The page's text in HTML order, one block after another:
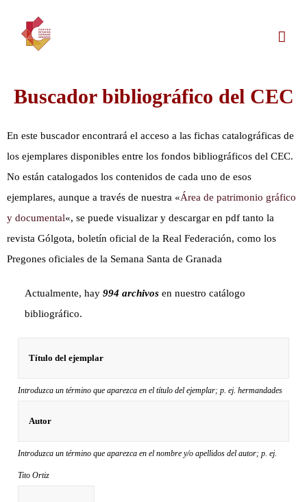
contenido
Buscador bibliográfico del CEC
En este buscador encontrará el acceso a las fichas catalográficas de
los ejemplares disponibles entre los fondos bibliográficos del CEC.
No están catalogados los contenidos de cada uno de esos
ejemplares, aunque a través de nuestra «Área de patrimonio gráfico
y documental«, se puede visualizar y descargar en pdf tanto la
revista Gólgota, boletín oficial de la Real Federación, como los
Pregones oficiales de la Semana Santa de Granada
Actualmente, hay994 archivos en nuestro catálogo
bibliográfico.
Introduzca un término que aparezca en el título del ejemplar; p. ej. hermandades
Introduzca un término que aparezca en el nombre y/o apellidos del autor; p. ej.
Tito Ortiz